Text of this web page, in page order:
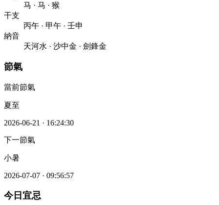
马 · 马 · 猴
干支
丙午 · 甲午 · 壬申
納音
天河水 · 沙中金 · 劍鋒金
節氣
當前節氣
夏至
2026-06-21 · 16:24:30
下一節氣
小暑
2026-07-07 · 09:56:57
今日宜忌